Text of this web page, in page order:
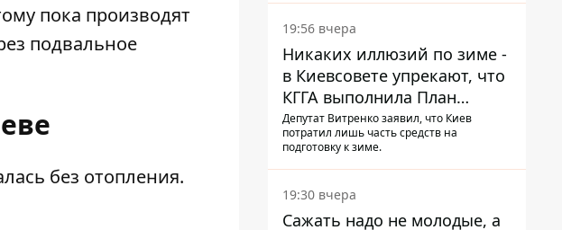
пока производят
подвальное
без отопления.
19:56 вчера
Никаких иллюзий по зиме -
в Киевсовете упрекают, что
КГГА выполнила План
устойчивости на 20%
Депутат Витренко заявил, что Киев
потратил лишь часть средств на
подготовку к зиме.
19:30 вчера
Сажать надо не молодые, а